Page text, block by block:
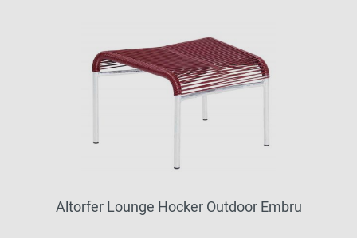
Altorfer Lounge Hocker Outdoor Embru